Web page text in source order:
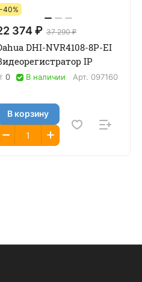
-40%
374 ₽ 37 290 ₽
DHI-NVR4108-8P-EI
IP
0 В наличии Арт. 097160
В корзину